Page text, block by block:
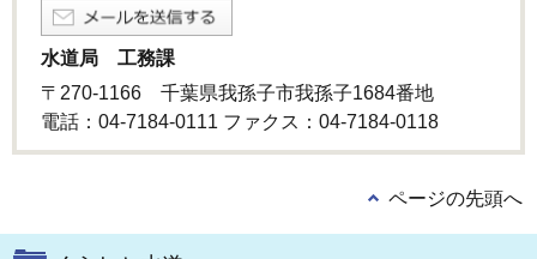
水道局 工務課
〒270-1166 千葉県我孫子市我孫子1684番地
電話：04-7184-0111 ファクス：04-7184-0118
ページの先頭へ